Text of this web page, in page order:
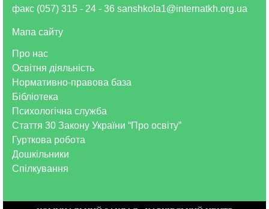
Про нас
Освітня діяльність
Нормативно-правова база
Бібліотека
Психологічна служба
Стаття 30 Закону України “Про освіту”
Гурткова робота
Дошкільники
Спілкування
факс (057) 315 - 24 - 36 sanshkola1@internatkh.org.ua
Мапа сайту